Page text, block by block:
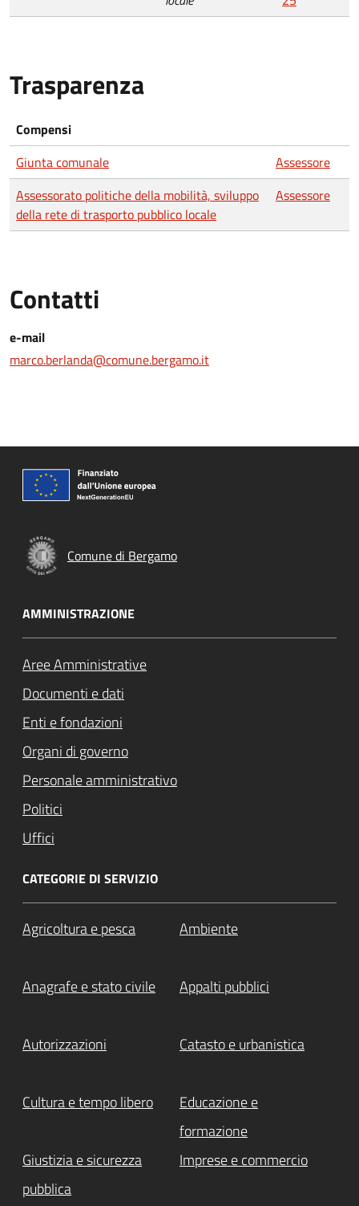
Trasparenza
Compensi
Giunta comunale
Assessore
Assessorato politiche della mobilità, sviluppo
della rete di trasporto pubblico locale
Assessore
Contatti
e-mail
marco.berlanda@comune.bergamo.it
Comune di Bergamo
AMMINISTRAZIONE
Aree Amministrative
Documenti e dati
Enti e fondazioni
Organi di governo
Personale amministrativo
Politici
Uffici
CATEGORIE DI SERVIZIO
Agricoltura e pesca Ambiente
Anagrafe e stato civile Appalti pubblici
Autorizzazioni Catasto e urbanistica
Cultura e tempo libero
Educazione e
formazione
Giustizia e sicurezza
pubblica
Imprese e commercio